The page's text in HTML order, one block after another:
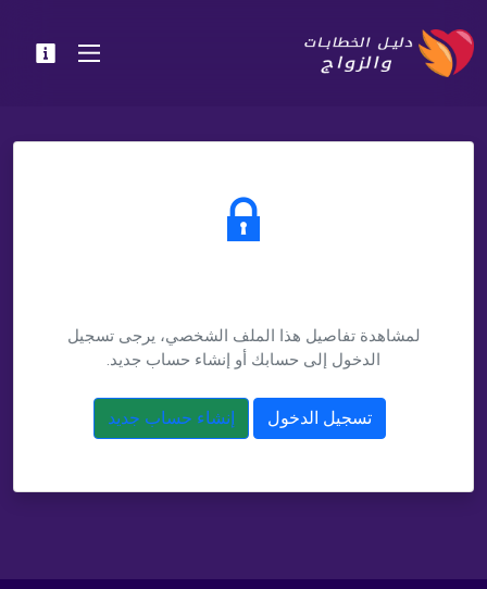
لمشاهدة تفاصيل هذا الملف الشخصي، يرجى تسجيل
الدخول إلى حسابك أو إنشاء حساب جديد.
تسجيل الدخول إنشاء حساب جديد